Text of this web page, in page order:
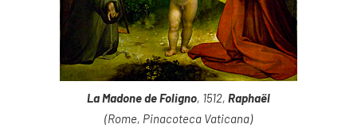
La Madone de Foligno, 1512, Raphaël
(Rome, Pinacoteca Vaticana)